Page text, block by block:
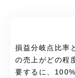
損益分岐点比率
の売上がどの程
要するに、